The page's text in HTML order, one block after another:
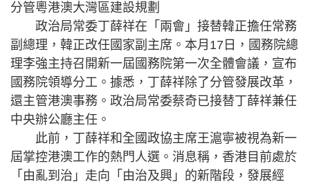
分管粵港澳大灣區建設規劃
政治局常委丁薛祥在「兩會」接替韓正擔任常務
副總理，韓正改任國家副主席。本月17日，國務院總
理李強主持召開新一屆國務院第一次全體會議，宣布
國務院領導分工。據悉，丁薛祥除了分管發展改革，
還主管港澳事務。政治局常委蔡奇已接替丁薛祥兼任
中央辦公廳主任。
此前，丁薛祥和全國政協主席王滬寧被視為新一
屆掌控港澳工作的熱門人選。消息稱，香港目前處於
「由亂到治」走向「由治及興」的新階段，發展經